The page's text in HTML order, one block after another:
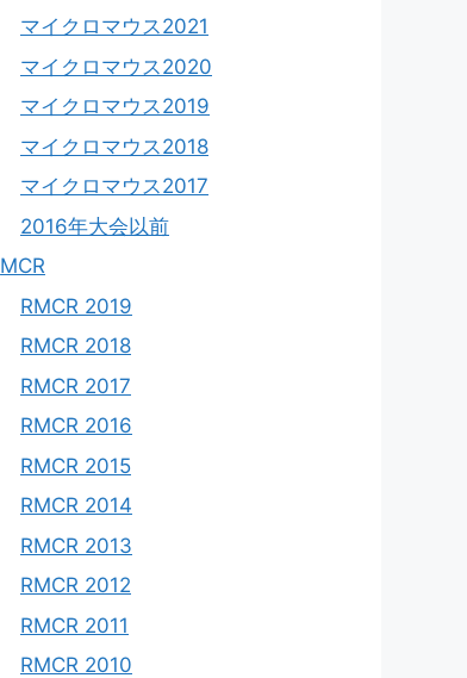
マイクロマウス2021
マイクロマウス2020
マイクロマウス2019
マイクロマウス2018
マイクロマウス2017
2016年大会以前
MCR
RMCR 2019
RMCR 2018
RMCR 2017
RMCR 2016
RMCR 2015
RMCR 2014
RMCR 2013
RMCR 2012
RMCR 2011
RMCR 2010